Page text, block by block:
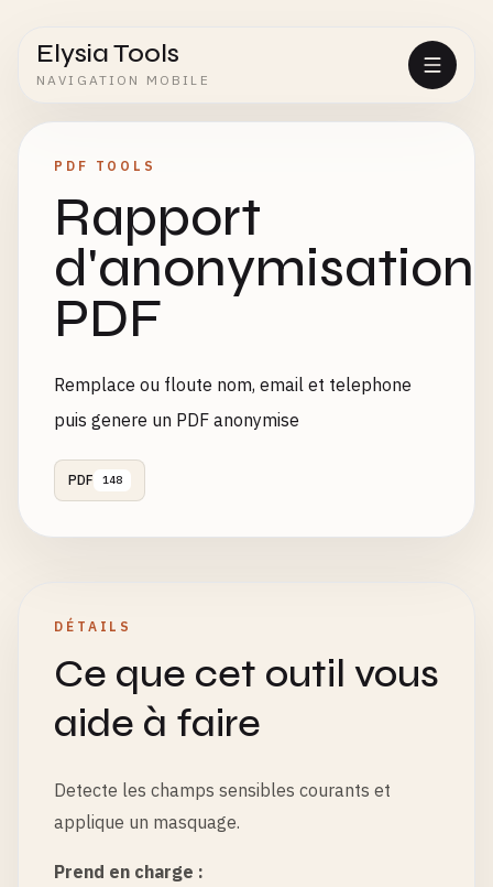
Elysia Tools
NAVIGATION MOBILE
PDF TOOLS
Rapport
d'anonymisation
PDF
Remplace ou floute nom, email et telephone
puis genere un PDF anonymise
PDF 148
DÉTAILS
Ce que cet outil vous
aide à faire
Detecte les champs sensibles courants et
applique un masquage.
Prend en charge :